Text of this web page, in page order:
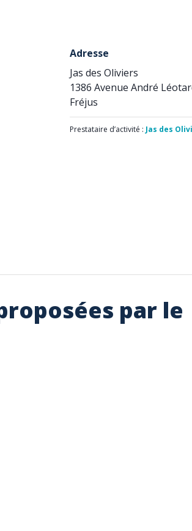
Adresse
Jas des Oliviers
1386 Avenue André
Fréjus
Prestataire d’activité : Jas des
par le